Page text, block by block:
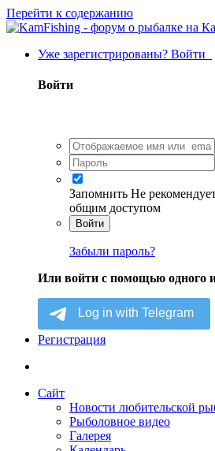
Перейти к содержанию
Уже зарегистрированы? Войти
Войти
Запомнить Не
общим доступом
Войти
Забыли пароль?
Или войти с помощью одного
Регистрация
Сайт
Новости любительской
Рыболовное видео
Галерея